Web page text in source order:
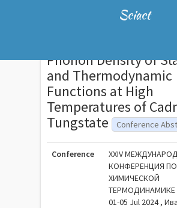
Sciact
Phonon Density of
and Thermodynamic
Functions at High
Temperatures of
Tungstate Conference
Conference
ХXIV
КОНФЕРЕНЦИЯ ПО
ХИМИЧЕСКОЙ
ТЕРМОДИНАМИКЕ
01-05 Jul 2024 ,